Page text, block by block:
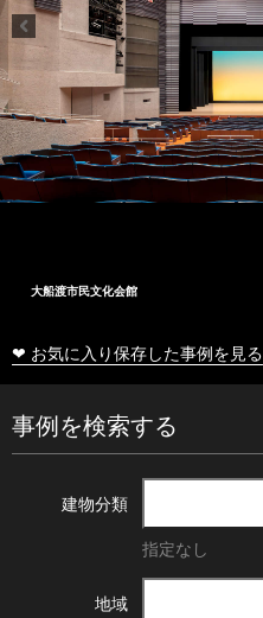
大船渡市民文化会館
❤ お気に入り保存した事例を見る
事例を検索する
建物分類
指定なし
地域